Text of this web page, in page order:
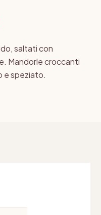
saltati con
Mandorle croccanti
e speziato.